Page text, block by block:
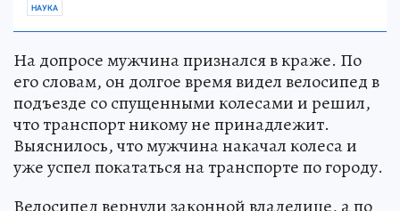
НАУКА
На допросе мужчина признался в краже. По
его словам, он долгое время видел велосипед в
подъезде со спущенными колесами и решил,
что транспорт никому не принадлежит.
Выяснилось, что мужчина накачал колеса и
уже успел покататься на транспорте по городу.